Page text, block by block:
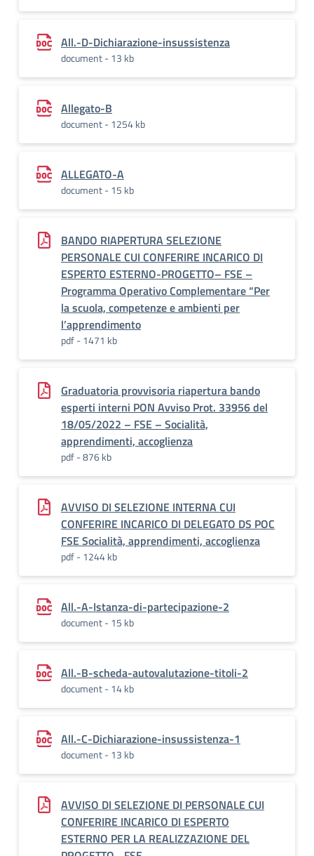
All.-D-Dichiarazione-insussistenza
document - 13 kb
Allegato-B
document - 1254 kb
ALLEGATO-A
document - 15 kb
BANDO RIAPERTURA SELEZIONE
PERSONALE CUI CONFERIRE INCARICO DI
ESPERTO ESTERNO-PROGETTO– FSE –
Programma Operativo Complementare “Per
la scuola, competenze e ambienti per
l’apprendimento
pdf - 1471 kb
Graduatoria provvisoria riapertura bando
esperti interni PON Avviso Prot. 33956 del
18/05/2022 – FSE – Socialità,
apprendimenti, accoglienza
pdf - 876 kb
AVVISO DI SELEZIONE INTERNA CUI
CONFERIRE INCARICO DI DELEGATO DS POC
FSE Socialità, apprendimenti, accoglienza
pdf - 1244 kb
All.-A-Istanza-di-partecipazione-2
document - 15 kb
All.-B-scheda-autovalutazione-titoli-2
document - 14 kb
All.-C-Dichiarazione-insussistenza-1
document - 13 kb
AVVISO DI SELEZIONE DI PERSONALE CUI
CONFERIRE INCARICO DI ESPERTO
ESTERNO PER LA REALIZZAZIONE DEL